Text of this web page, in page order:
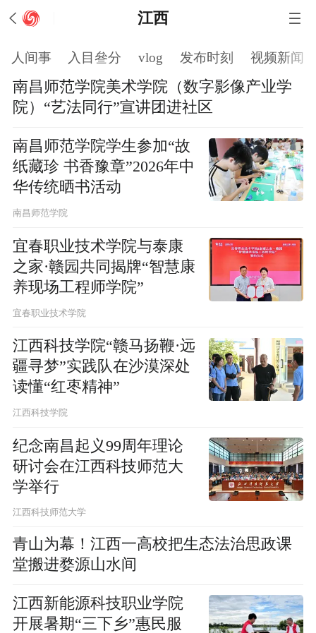
江西
人间事 入目叄分 vlog 发布时刻 视频新闻
南昌师范学院美术学院（数字影像产业学
院）“艺法同行”宣讲团进社区
南昌师范学院学生参加“故
纸藏珍 书香豫章”2026年中
华传统晒书活动
南昌师范学院
宜春职业技术学院与泰康
之家·赣园共同揭牌“智慧康
养现场工程师学院”
宜春职业技术学院
江西科技学院“赣马扬鞭·远
疆寻梦”实践队在沙漠深处
读懂“红枣精神”
江西科技学院
纪念南昌起义99周年理论
研讨会在江西科技师范大
学举行
江西科技师范大学
青山为幕！江西一高校把生态法治思政课
堂搬进婺源山水间
江西新能源科技职业学院
开展暑期“三下乡”惠民服